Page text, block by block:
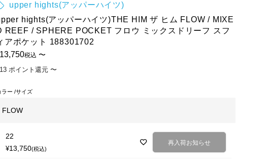
upper hights(アッパーハイツ)
hights(アッパーハイツ)THE HIM ザ ヒム FLOW / MIXE
REEF / SPHERE POCKET フロウ ミックスドリーフ スフ
アポケット 188301702
13,750税込 〜
ポイント還元 〜
ラー サイズ
FLOW
22
¥13,750 税込
再入荷お知らせ